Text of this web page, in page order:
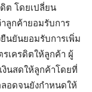
ดิต โดยเปลี่ยน
ลูกค้ายอมรับการ
นยันยอมรับการเพิ่ม
รเครดิตให้ลูกค้า ผู้
งินสดให้ลูกค้าโดยที่
อดจนยังกำหนดให้